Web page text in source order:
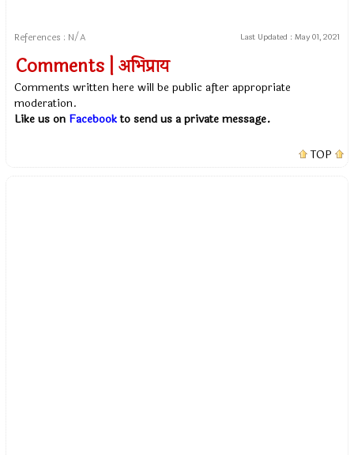
References : N/A Last Updated : May 01, 2021
Comments | अभिप्राय
Comments written here will be public after appropriate
moderation.
Like us on Facebookto send us a private message.
TOP